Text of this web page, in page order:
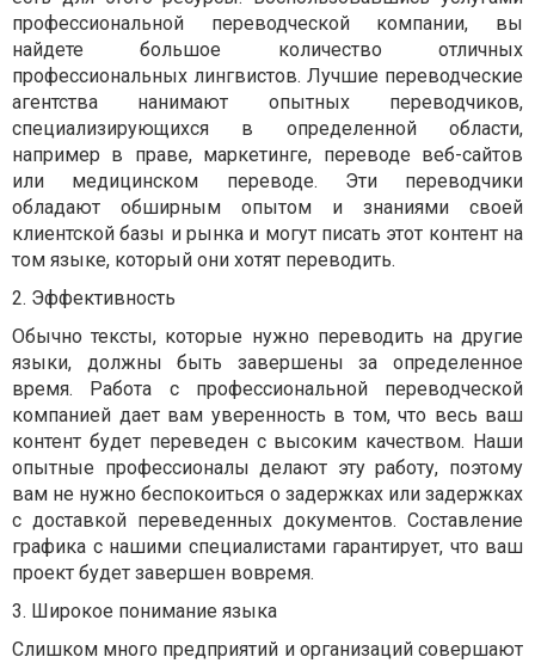
профессиональной переводческой компании, вы
найдете большое количество отличных
профессиональных лингвистов. Лучшие переводческие
агентства нанимают опытных переводчиков,
специализирующихся в определенной области,
например в праве, маркетинге, переводе веб-сайтов
или медицинском переводе. Эти переводчики
обладают обширным опытом и знаниями своей
клиентской базы и рынка и могут писать этот контент на
том языке, который они хотят переводить.
2. Эффективность
Обычно тексты, которые нужно переводить на другие
языки, должны быть завершены за определенное
время. Работа с профессиональной переводческой
компанией дает вам уверенность в том, что весь ваш
контент будет переведен с высоким качеством. Наши
опытные профессионалы делают эту работу, поэтому
вам не нужно беспокоиться о задержках или задержках
с доставкой переведенных документов. Составление
графика с нашими специалистами гарантирует, что ваш
проект будет завершен вовремя.
3. Широкое понимание языка
Слишком много предприятий и организаций совершают